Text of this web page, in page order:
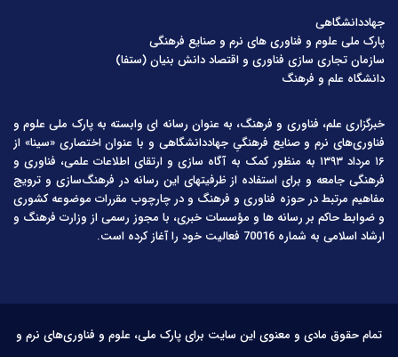
جهاددانشگاهی
پارک ملی علوم و فناوری های نرم و صنایع فرهنگی
سازمان تجاری سازی فناوری و اقتصاد دانش بنیان (ستفا)
دانشگاه علم و فرهنگ
خبرگزاری علم، فناوری و فرهنگ، به عنوان رسانه ای وابسته به پارک ملی علوم و
فناوری‌های نرم و صنایع فرهنگیِ جهاددانشگاهی و با عنوان اختصاری «سینا» از
۱۶ مرداد ۱۳۹۳ به منظور کمک به آگاه سازی و ارتقای اطلاعات علمی، فناوری و
فرهنگی جامعه و برای استفاده از ظرفیتهای این رسانه در فرهنگ‌سازی و ترویج
مفاهیم مرتبط در حوزه فناوری و فرهنگ و در چارچوب مقررات موضوعه کشوری
و ضوابط حاکم بر رسانه ها و مؤسسات خبری، با مجوز رسمی از وزارت فرهنگ و
ارشاد اسلامی به شماره 70016 فعالیت خود را آغاز کرده است.
تمام حقوق مادی و معنوی این سایت برای پارک ملی، علوم و فناوری‌های نرم و